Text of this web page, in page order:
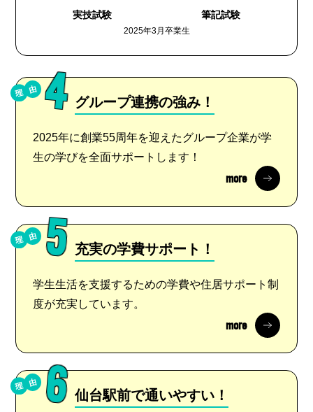
実技試験 筆記試験
2025年3月卒業生
4 グループ連携の強み！
2025年に創業55周年を迎えたグループ企業が学
生の学びを全面サポートします！
more
5 充実の学費サポート！
学生生活を支援するための学費や住居サポート制
度が充実しています。
more
6 仙台駅前で通いやすい！